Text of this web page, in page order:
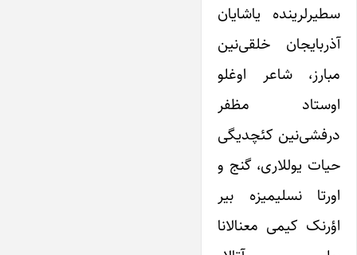
سطیرلرینده یاشایان
آذربایجان خلقی‌نین
مبارز، شاعر اوغلو
اوستاد مظفر
درفشی‌نین کئچدیگی
حیات یوللاری، گنج و
اورتا نسلیمیزه بیر
اؤرنک کیمی‌ معنالانا